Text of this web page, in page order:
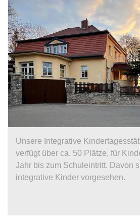
Unsere Integrative
verfügt über ca. 50 Plätze, für
Jahr bis zum Schuleintritt. Davon
integrative Kinder vorgesehen.